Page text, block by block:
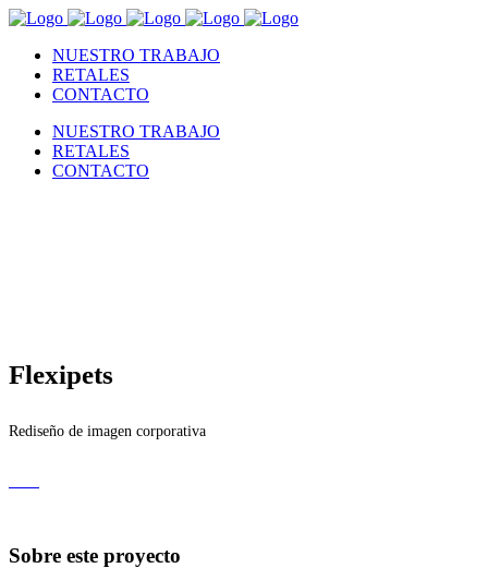
NUESTRO TRABAJO
RETALES
CONTACTO
NUESTRO TRABAJO
RETALES
CONTACTO
Flexipets
Rediseño de imagen corporativa
Sobre este proyecto